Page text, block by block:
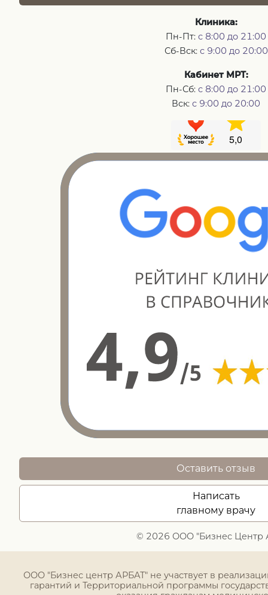
Клиника:
Пн-Пт: с 8:00 до 21:00
Сб-Вск: с 9:00 до 20:00
Кабинет МРТ:
Пн-Сб: с 8:00 до 21:00
Вск: с 9:00 до 20:00
© 2026 ООО "Бизнес Центр
Оставить отзыв
Написать
главному врачу
ООО "Бизнес центр АРБАТ" не участвует в
гарантий и Территориальной программы